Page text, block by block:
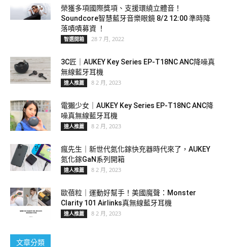
榮獲多項國際獎項、支援環繞立體音！
Soundcore智慧藍牙音樂眼鏡 8/2 12:00 準時降
落嘖嘖募資 ！
智選開箱 28 7 月, 2022
3C匠｜AUKEY Key Series EP-T18NC ANC降噪真
無線藍牙耳機
達人推薦 8 2 月, 2023
電獺少女｜AUKEY Key Series EP-T18NC ANC降
噪真無線藍牙耳機
達人推薦 8 2 月, 2023
瘋先生｜新世代氮化鎵快充器時代來了，AUKEY
氮化鎵GaN系列開箱
達人推薦 8 2 月, 2023
歐蓓粒｜運動好幫手！美國魔聲：Monster
Clarity 101 Airlinks真無線藍牙耳機
達人推薦 8 2 月, 2023
文章分類